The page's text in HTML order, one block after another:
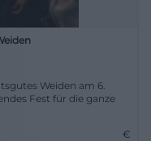
Weiden am 6.
Fest für die ganze
€